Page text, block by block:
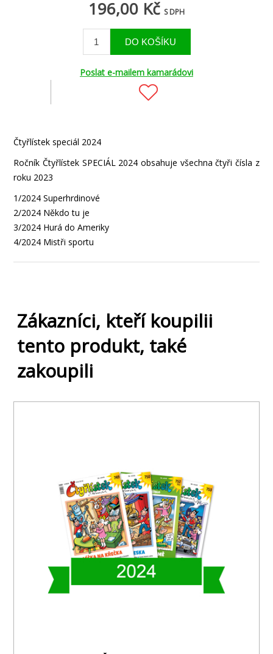
196,00 Kč S DPH
Poslat e-mailem kamarádovi
Čtyřlístek speciál 2024
Ročník Čtyřlístek SPECIÁL 2024 obsahuje všechna čtyři čísla z
roku 2023
1/2024 Superhrdinové
2/2024 Někdo tu je
3/2024 Hurá do Ameriky
4/2024 Mistři sportu
Zákazníci, kteří koupilii
tento produkt, také
zakoupili